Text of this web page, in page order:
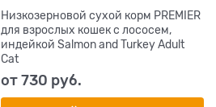
Низкозерновой сухой корм PREMIER
для взрослых кошек с лососем,
индейкой Salmon and Turkey Adult
Cat
от730 руб.